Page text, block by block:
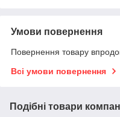
Умови повернення
Повернення товару
Всі умови повернення
Подібні товари